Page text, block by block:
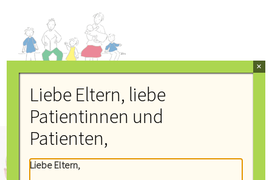
Inhalt
springen
KINDERFACHARZTZENTRUM
an der Sieg - Sankt Augustin
Liebe Eltern, liebe
Patientinnen und
Patienten,
Liebe Eltern,
×